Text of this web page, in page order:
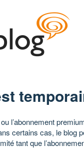
l’abonnement
certains cas, le blog
tant que